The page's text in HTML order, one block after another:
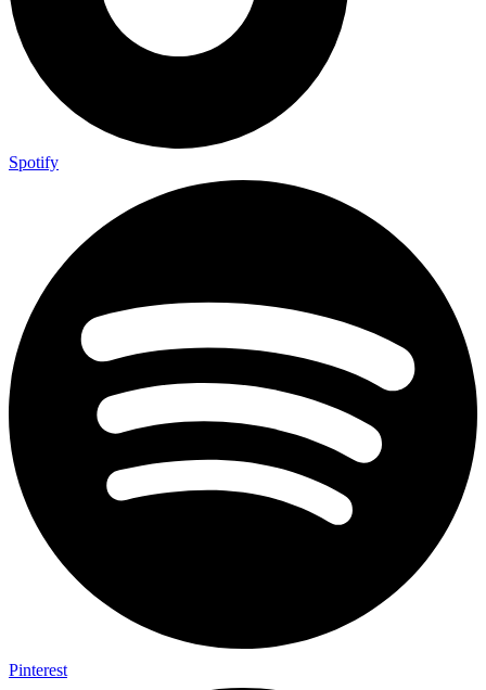
Spotify
Pinterest